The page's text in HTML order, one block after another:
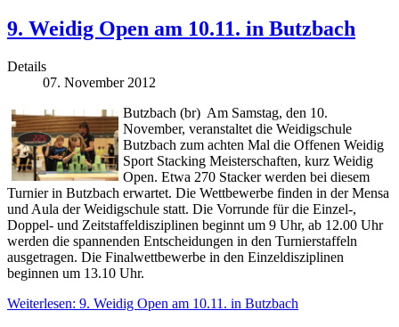
9. Weidig Open am 10.11. in Butzbach
Details
07. November 2012
Butzbach (br) Am Samstag, den 10.
November, veranstaltet die Weidigschule
Butzbach zum achten Mal die Offenen Weidig
Sport Stacking Meisterschaften, kurz Weidig
Open. Etwa 270 Stacker werden bei diesem
Turnier in Butzbach erwartet. Die Wettbewerbe finden in der Mensa
und Aula der Weidigschule statt. Die Vorrunde für die Einzel-,
Doppel- und Zeitstaffeldisziplinen beginnt um 9 Uhr, ab 12.00 Uhr
werden die spannenden Entscheidungen in den Turnierstaffeln
ausgetragen. Die Finalwettbewerbe in den Einzeldisziplinen
beginnen um 13.10 Uhr.
Weiterlesen: 9. Weidig Open am 10.11. in Butzbach